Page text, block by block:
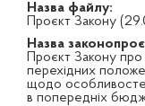
Назва файлу:
Проєкт Закону
Назва
Проєкт Закону
перехідних
щодо
в попередніх